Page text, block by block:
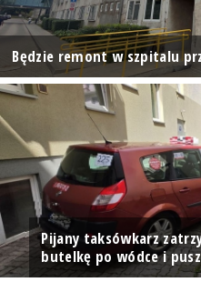
Będzie remont w szpitalu
Pijany taksówkarz
butelkę po wódce i